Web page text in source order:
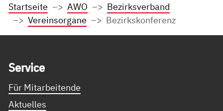
Startseite
AWO
Bezirksverband
Vereinsorgane
Bezirkskonferenz
Ser­vice
Für Mitarbeitende
Aktuelles